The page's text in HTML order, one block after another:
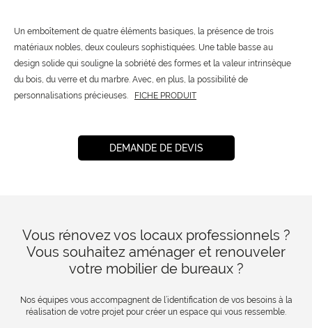
Un emboîtement de quatre éléments basiques, la présence de trois
matériaux nobles, deux couleurs sophistiquées. Une table basse au
design solide qui souligne la sobriété des formes et la valeur intrinsèque
du bois, du verre et du marbre. Avec, en plus, la possibilité de
personnalisations précieuses. FICHE PRODUIT
DEMANDE DE DEVIS
Vous rénovez vos locaux professionnels ?
Vous souhaitez aménager et renouveler
votre mobilier de bureaux ?
Nos équipes vous accompagnent de l’identification de vos besoins à la
réalisation de votre projet pour créer un espace qui vous ressemble.